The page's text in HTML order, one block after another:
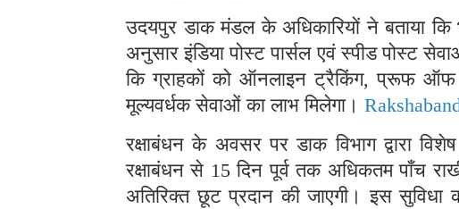
उदयपुर डाक मंडल के अधिकारियों ने बताया कि
अनुसार इंडिया पोस्ट पार्सल एवं स्पीड पोस्ट
कि ग्राहकों को ऑनलाइन ट्रैकिंग, प्रूफ ऑफ
मूल्यवर्धक सेवाओं का लाभ मिलेगा।
रक्षाबंधन के अवसर पर डाक विभाग द्वारा
रक्षाबंधन से 15 दिन पूर्व तक अधिकतम पाँच
अतिरिक्त छूट प्रदान की जाएगी। इस